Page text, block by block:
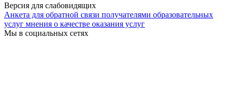
Версия для слабовидящих
Анкета для обратной связи получателями образовательных
услуг мнения о качестве оказания услуг
Мы в социальных сетях